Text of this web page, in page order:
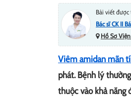
Bài viết
Bác sĩ CK II
Hồ Sơ
Viêm amidan mãn
phát. Bệnh lý
thuộc vào khả năng